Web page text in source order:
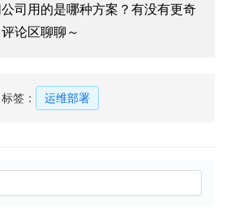
公司用的是哪种方案？有没有更奇
论区聊聊～
标签： 运维部署